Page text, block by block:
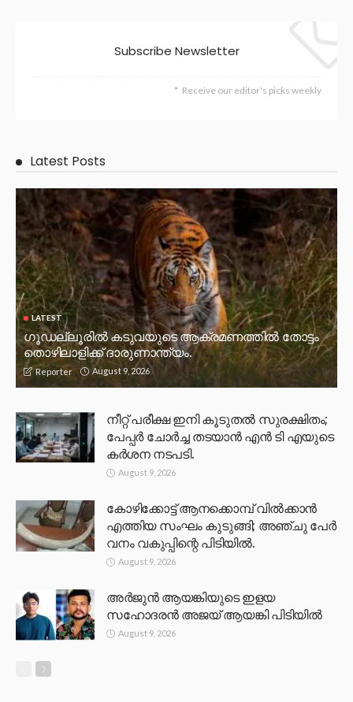
Subscribe Newsletter
Receive our editor's picks weekly
Latest Posts
LATEST
ഗൂഡല്ലൂരിൽ കടുവയുടെ ആക്രമണത്തിൽ തോട്ടം
തൊഴിലാളിക്ക് ദാരുണാന്ത്യം.
Reporter August 9, 2026
നീറ്റ് പരീക്ഷ ഇനി കൂടുതൽ സുരക്ഷിതം;
പേപ്പർ ചോർച്ച തടയാൻ എൻ ടി എയുടെ
കർശന നടപടി.
August 9, 2026
കോഴിക്കോട്ട് ആനക്കൊമ്പ് വിൽക്കാൻ
എത്തിയ സംഘം കുടുങ്ങി; അഞ്ചു പേർ
വനം വകുപ്പിന്റെ പിടിയിൽ.
August 9, 2026
അർജുൻ ആയങ്കിയുടെ ഇളയ
സഹോദരൻ അജയ് ആയങ്കി പിടിയിൽ
August 9, 2026